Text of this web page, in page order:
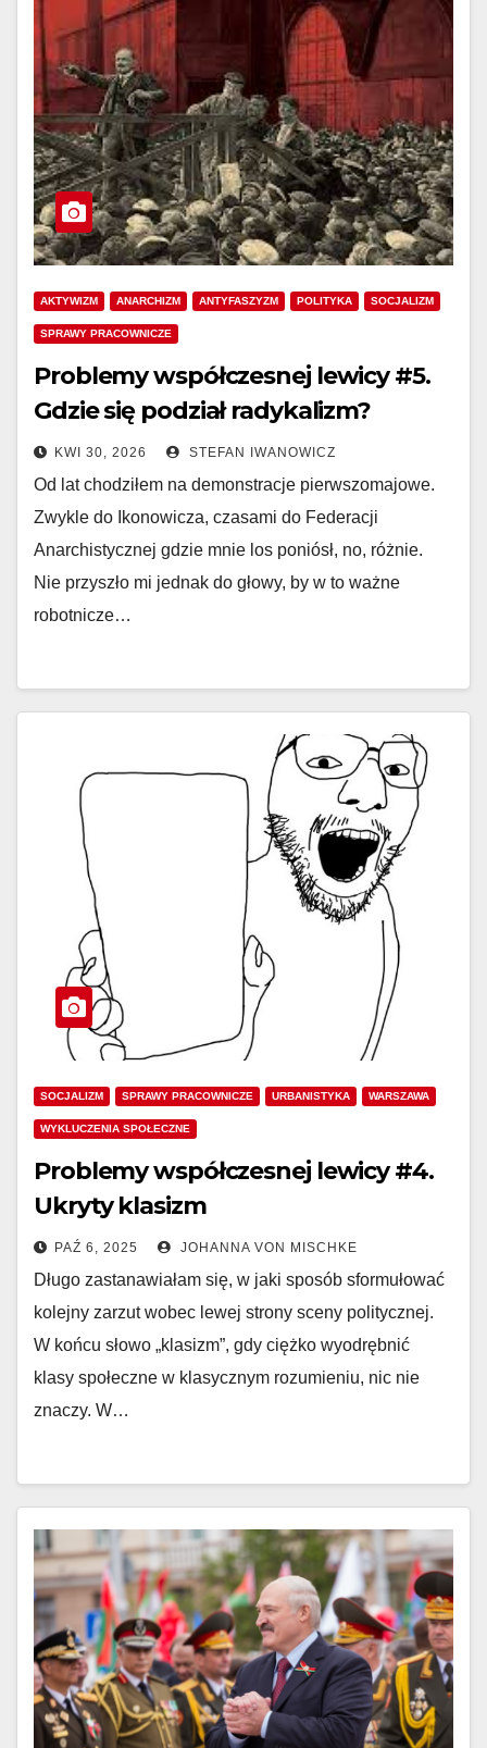
AKTYWIZM ANARCHIZM ANTYFASZYZM POLITYKA SOCJALIZM
SPRAWY PRACOWNICZE
Problemy współczesnej lewicy #5.
Gdzie się podział radykalizm?
KWI 30, 2026 STEFAN IWANOWICZ
Od lat chodziłem na demonstracje pierwszomajowe.
Zwykle do Ikonowicza, czasami do Federacji
Anarchistycznej gdzie mnie los poniósł, no, różnie.
Nie przyszło mi jednak do głowy, by w to ważne
robotnicze…
SOCJALIZM SPRAWY PRACOWNICZE URBANISTYKA WARSZAWA
WYKLUCZENIA SPOŁECZNE
Problemy współczesnej lewicy #4.
Ukryty klasizm
PAŹ 6, 2025 JOHANNA VON MISCHKE
Długo zastanawiałam się, w jaki sposób sformułować
kolejny zarzut wobec lewej strony sceny politycznej.
W końcu słowo „klasizm”, gdy ciężko wyodrębnić
klasy społeczne w klasycznym rozumieniu, nic nie
znaczy. W…